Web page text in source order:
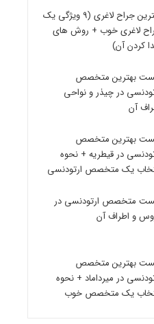
بهترین جراح لاغری (9 ویژگی یک
لاغری خوب + روش های
کردن آن)
بهترین متخصص
در چیذر و نواحی
آن
بهترین متخصص
در قیطریه + نحوه
یک متخصص ارتودنسی
متخصص ارتودنسی در
و اطراف آن
بهترین متخصص
در میرداماد + نحوه
یک متخصص خوب